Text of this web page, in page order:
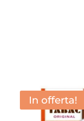
In offerta!